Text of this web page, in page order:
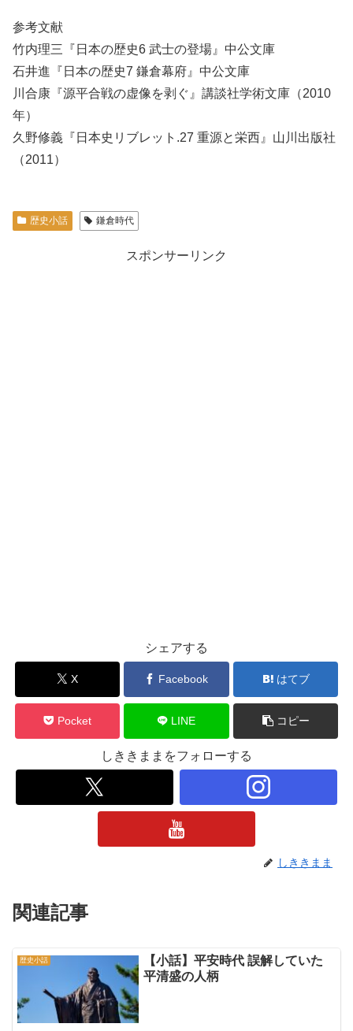
参考文献
竹内理三『日本の歴史6 武士の登場』中公文庫
石井進『日本の歴史7 鎌倉幕府』中公文庫
川合康『源平合戦の虚像を剥ぐ』講談社学術文庫（2010
年）
久野修義『日本史リブレット.27 重源と栄西』山川出版社
（2011）
歴史小話 鎌倉時代
スポンサーリンク
シェアする
X Facebook はてブ
Pocket LINE コピー
しききままをフォローする
しききまま
関連記事
歴史小話
【小話】平安時代 誤解していた
平清盛の人柄